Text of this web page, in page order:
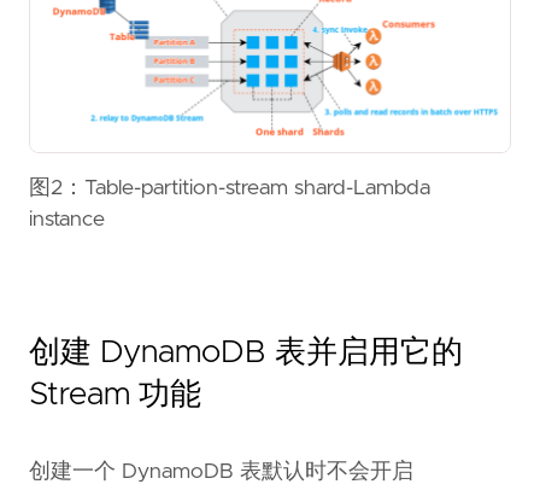
图2：Table-partition-stream shard-Lambda
instance
创建 DynamoDB 表并启用它的
Stream 功能
创建一个 DynamoDB 表默认时不会开启